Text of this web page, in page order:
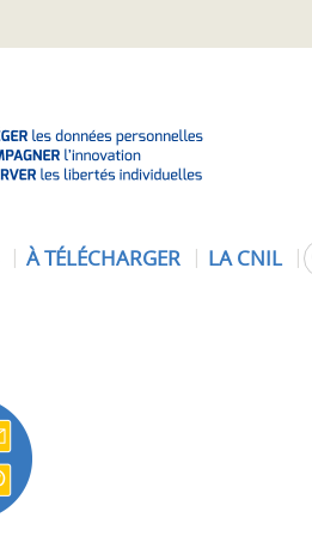
À TÉLÉCHARGER LA CNIL